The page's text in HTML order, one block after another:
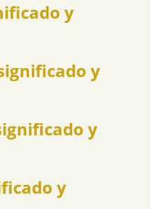
y
y
y
y